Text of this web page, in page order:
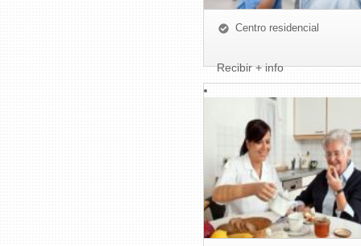
Centro residencial
Recibir + info